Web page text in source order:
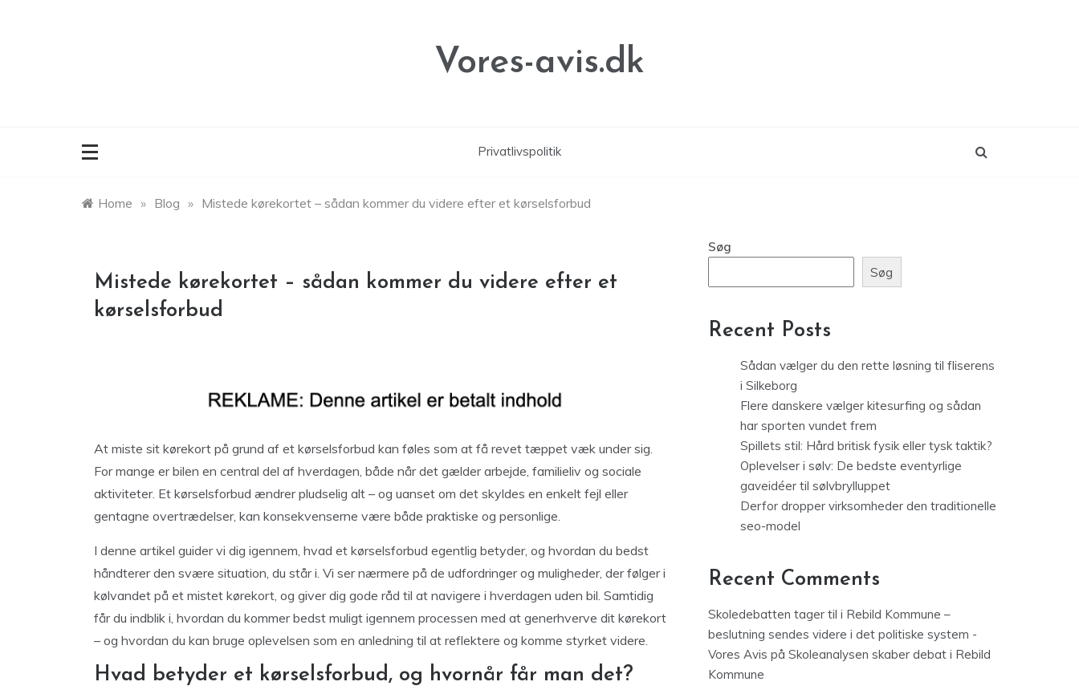
Vores-avis.dk
Privatlivspolitik
Home » Blog » Mistede kørekortet – sådan kommer du videre efter et kørselsforbud
Mistede kørekortet – sådan kommer du videre efter et
kørselsforbud
At miste sit kørekort på grund af et kørselsforbud kan føles som at få revet tæppet væk under sig.
For mange er bilen en central del af hverdagen, både når det gælder arbejde, familieliv og sociale
aktiviteter. Et kørselsforbud ændrer pludselig alt – og uanset om det skyldes en enkelt fejl eller
gentagne overtrædelser, kan konsekvenserne være både praktiske og personlige.
I denne artikel guider vi dig igennem, hvad et kørselsforbud egentlig betyder, og hvordan du bedst
håndterer den svære situation, du står i. Vi ser nærmere på de udfordringer og muligheder, der følger i
kølvandet på et mistet kørekort, og giver dig gode råd til at navigere i hverdagen uden bil. Samtidig
får du indblik i, hvordan du kommer bedst muligt igennem processen med at generhverve dit kørekort
– og hvordan du kan bruge oplevelsen som en anledning til at reflektere og komme styrket videre.
Hvad betyder et kørselsforbud, og hvornår får man det?
Søg
Søg
Recent Posts
Sådan vælger du den rette løsning til fliserens
i Silkeborg
Flere danskere vælger kitesurfing og sådan
har sporten vundet frem
Spillets stil: Hård britisk fysik eller tysk taktik?
Oplevelser i sølv: De bedste eventyrlige
gaveidéer til sølvbrylluppet
Derfor dropper virksomheder den traditionelle
seo-model
Recent Comments
Skoledebatten tager til i Rebild Kommune –
beslutning sendes videre i det politiske system -
Vores Avis på Skoleanalysen skaber debat i Rebild
Kommune